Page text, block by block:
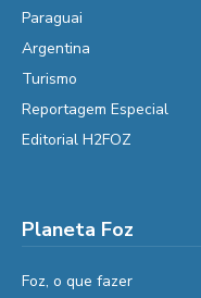
Paraguai
Argentina
Turismo
Reportagem Especial
Editorial H2FOZ
Planeta Foz
Foz, o que fazer